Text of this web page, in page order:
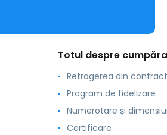
Totul despre
Retragerea din contract
Program de fidelizare
Numerotare și
Certificare